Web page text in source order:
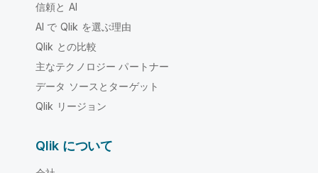
信頼と AI
AI で Qlik を選ぶ理由
Qlik との比較
主なテクノロジー パートナー
データ ソースとターゲット
Qlik リージョン
Qlik について